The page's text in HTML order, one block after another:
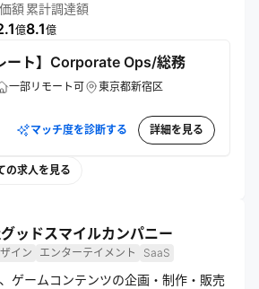
倍成長を遂げている。2024年11
達、2025年8月にはAIイベントプラン
お祝い経済圏の構築を目指す。
額
億
累計調達額
8.1億
ート】Corporate Ops/総務
一部リモート可 東京都新宿区
マッチ度を診断する 詳細を見る
の求人を見る
ッドスマイルカンパニー
イン エンターテイメント SaaS
ゲームコンテンツの企画・制作・販売